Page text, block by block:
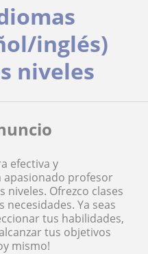
inglés)
niveles
efectiva y
apasionado profesor
niveles. Ofrezco clases
Ya seas
tus habilidades,
tus objetivos
mismo!